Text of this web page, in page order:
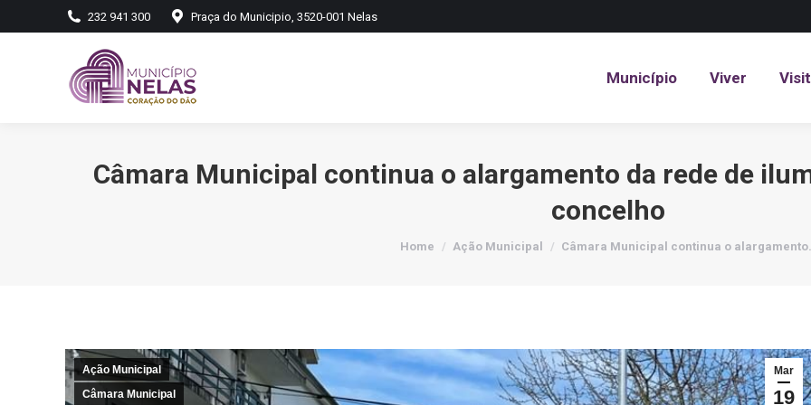
232 941 300 Praça do Municipio, 3520-001 Nelas
Município Viver
Câmara Municipal continua o alargamento da rede de
concelho
You are here:
Home Ação Municipal Câmara Municipal continua o
Mar
19
Ação Municipal
Câmara Municipal
Município Viver